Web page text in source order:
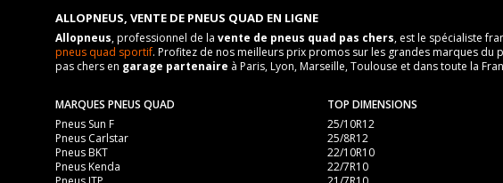
ALLOPNEUS, VENTE DE PNEUS QUAD EN LIGNE
Allopneus, professionnel de la vente de pneus quad pas chers, est le spécialiste
pneus quad sportif. Profitez de nos meilleurs prix promos sur les grandes marques du
pas chers en garage partenaire à Paris, Lyon, Marseille, Toulouse et dans toute la
MARQUES PNEUS QUAD
Pneus Sun F
Pneus Carlstar
Pneus BKT
Pneus Kenda
TOP DIMENSIONS
25/10R12
25/8R12
22/10R10
22/7R10